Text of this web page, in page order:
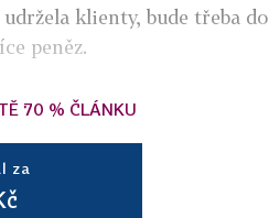
klienty, bude třeba do
peněz.
70 % ČLÁNKU
za